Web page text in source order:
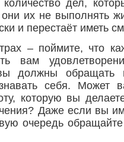
дел,
их не выполнять
и перестаёт иметь
– поймите, что
вам
должны обращать
себя. Может
которую вы
Даже если вы
очередь